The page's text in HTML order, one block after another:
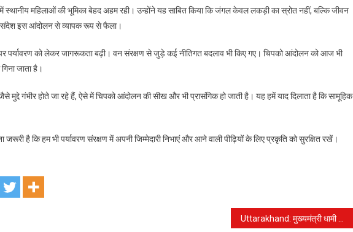
महिलाओं की भूमिका बेहद अहम रही। उन्होंने यह साबित किया कि जंगल केवल लकड़ी का स्रोत नहीं, बल्कि जीवन
इस आंदोलन से व्यापक रूप से फैला।
पर्यावरण को लेकर जागरूकता बढ़ी। वन संरक्षण से जुड़े कई नीतिगत बदलाव भी किए गए। चिपको आंदोलन को आज भी
जाता है।
गंभीर होते जा रहे हैं, ऐसे में चिपको आंदोलन की सीख और भी प्रासंगिक हो जाती है। यह हमें याद दिलाता है कि सामूहिक
है कि हम भी पर्यावरण संरक्षण में अपनी जिम्मेदारी निभाएं और आने वाली पीढ़ियों के लिए प्रकृति को सुरक्षित रखें।